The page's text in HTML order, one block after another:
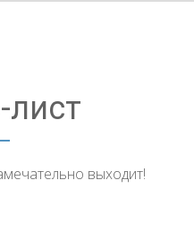
лист
выходит!